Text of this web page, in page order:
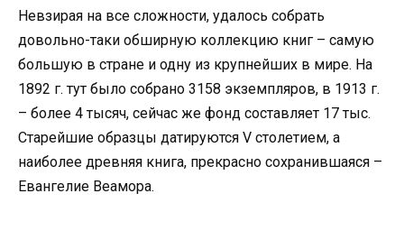
Невзирая на все сложности, удалось собрать
довольно-таки обширную коллекцию книг – самую
большую в стране и одну из крупнейших в мире. На
1892 г. тут было собрано 3158 экземпляров, в 1913 г.
– более 4 тысяч, сейчас же фонд составляет 17 тыс.
Старейшие образцы датируются V столетием, а
наиболее древняя книга, прекрасно сохранившаяся –
Евангелие Веамора.